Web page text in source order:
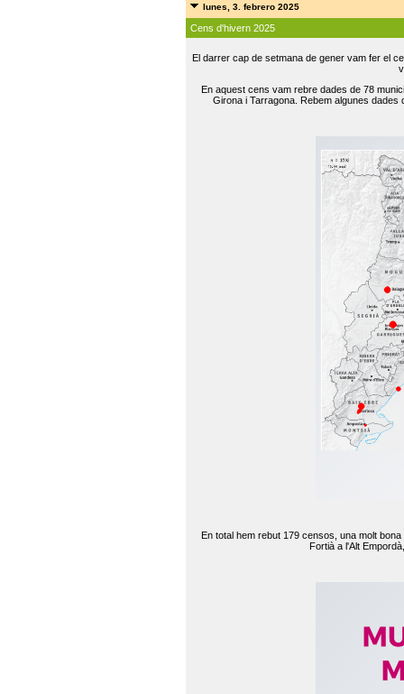
lunes, 3. febrero 2025
Cens d'hivern 2025
El darrer cap de setmana de gener vam fer el
En aquest cens vam rebre dades de 78
Girona i Tarragona. Rebem algunes
En total hem rebut 179 censos, una molt
Fortià a l'Alt